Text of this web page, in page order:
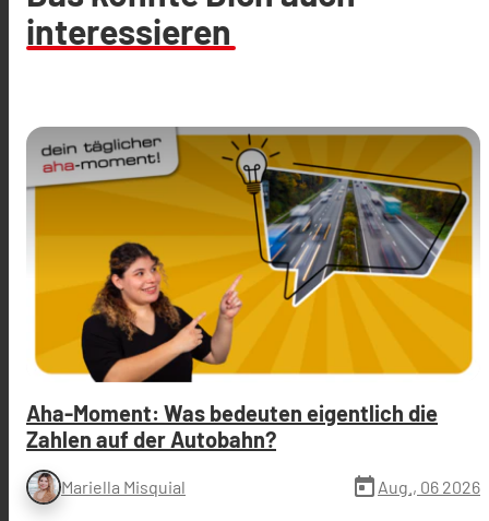
interessieren
Aha-Moment: Was bedeuten eigentlich die
Zahlen auf der Autobahn?
Mariella Misquial today Aug., 06 2026